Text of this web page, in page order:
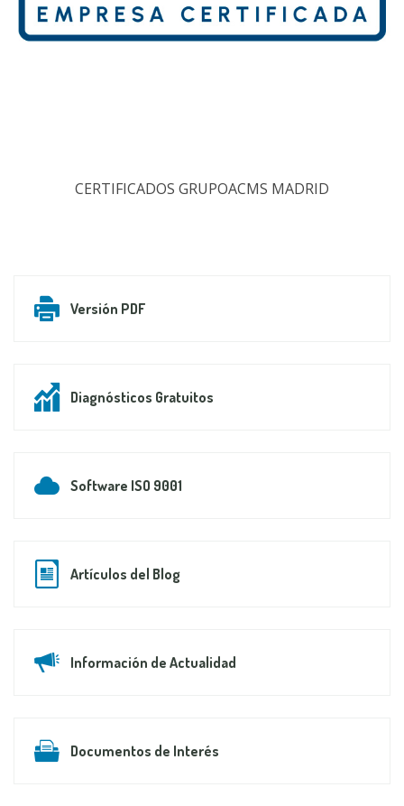
CERTIFICADOS GRUPOACMS MADRID
Versión PDF
Diagnósticos Gratuitos
Software ISO 9001
Artículos del Blog
Información de Actualidad
Documentos de Interés